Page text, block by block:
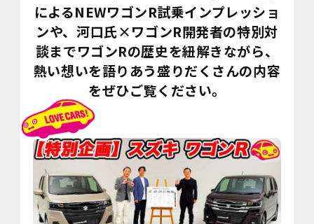
によるNEWワゴンR試乗インプレッショ
ンや、河口氏×ワゴンR開発者の特別対
談までワゴンRの歴史を紐解きながら、
熱い想いを語りあう盛りだくさんの内容
をぜひご覧ください。